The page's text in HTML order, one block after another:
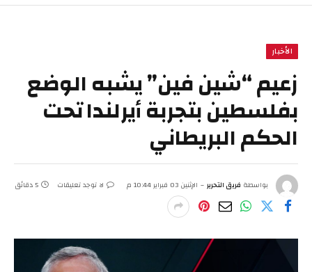
الأخبار
زعيم “شين فين” يشبه الوضع
بفلسطين بتجربة أيرلندا تحت
الحكم البريطاني
بواسطة فريق التحرير الإثنين 03 فبراير 10:44 م لا توجد تعليقات 5 دقائق